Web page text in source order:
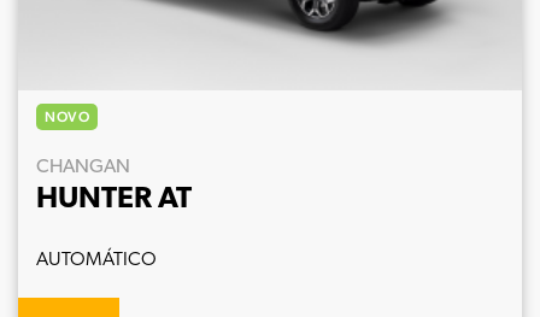
NOVO
CHANGAN
HUNTER AT
AUTOMÁTICO